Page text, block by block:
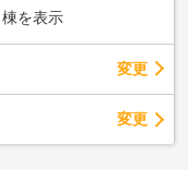
棟を表示
変更
変更